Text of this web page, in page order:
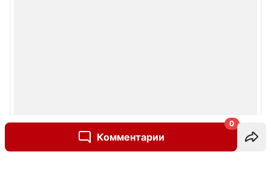
Комментарии
0